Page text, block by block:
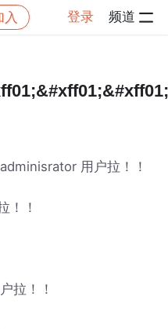
入 登录 频道
用户拉！！
！！
拉！！